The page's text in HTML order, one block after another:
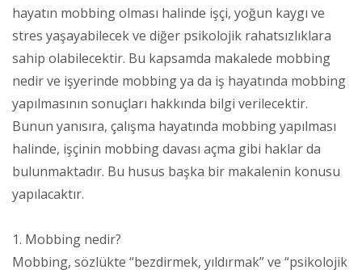
hayatın mobbing olması halinde işçi, yoğun kaygı ve
stres yaşayabilecek ve diğer psikolojik rahatsızlıklara
sahip olabilecektir. Bu kapsamda makalede mobbing
nedir ve işyerinde mobbing ya da iş hayatında mobbing
yapılmasının sonuçları hakkında bilgi verilecektir.
Bunun yanısıra, çalışma hayatında mobbing yapılması
halinde, işçinin mobbing davası açma gibi haklar da
bulunmaktadır. Bu husus başka bir makalenin konusu
yapılacaktır.
1. Mobbing nedir?
Mobbing, sözlükte “bezdirmek, yıldırmak” ve “psikolojik